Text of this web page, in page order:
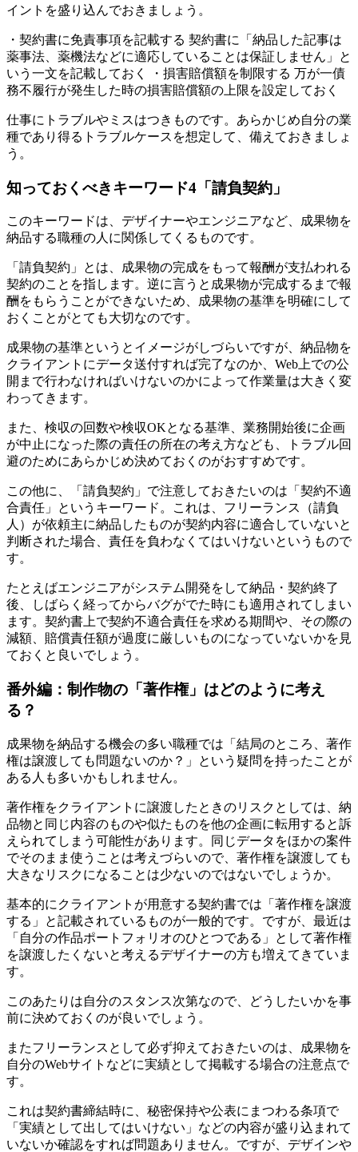
イントを盛り込んでおきましょう。
・契約書に免責事項を記載する 契約書に「納品した記事は
薬事法、薬機法などに適応していることは保証しません」と
いう一文を記載しておく
・損害賠償額を制限する 万が一債
務不履行が発生した時の損害賠償額の上限を設定しておく
仕事にトラブルやミスはつきものです。あらかじめ自分の業
種であり得るトラブルケースを想定して、備えておきましょ
う。
知っておくべきキーワード4「請負契約」
このキーワードは、デザイナーやエンジニアなど、成果物を
納品する職種の人に関係してくるものです。
「請負契約」とは、成果物の完成をもって報酬が支払われる
契約のことを指します。逆に言うと成果物が完成するまで報
酬をもらうことができないため、成果物の基準を明確にして
おくことがとても大切なのです。
成果物の基準というとイメージがしづらいですが、納品物を
クライアントにデータ送付すれば完了なのか、Web上での公
開まで行わなければいけないのかによって作業量は大きく変
わってきます。
また、検収の回数や検収OKとなる基準、業務開始後に企画
が中止になった際の責任の所在の考え方なども、トラブル回
避のためにあらかじめ決めておくのがおすすめです。
この他に、「請負契約」で注意しておきたいのは「契約不適
合責任」というキーワード。これは、フリーランス（請負
人）が依頼主に納品したものが契約内容に適合していないと
判断された場合、責任を負わなくてはいけないというもので
す。
たとえばエンジニアがシステム開発をして納品・契約終了
後、しばらく経ってからバグがでた時にも適用されてしまい
ます。契約書上で契約不適合責任を求める期間や、その際の
減額、賠償責任額が過度に厳しいものになっていないかを見
ておくと良いでしょう。
番外編：制作物の「著作権」はどのように考え
る？
成果物を納品する機会の多い職種では 「結局のところ、著作
権は譲渡しても問題ないのか？」という疑問 を持ったことが
ある人も多いかもしれません。
著作権をクライアントに譲渡したときのリスクとしては、納
品物と同じ内容のものや似たものを他の企画に転用すると訴
えられてしまう可能性があります。同じデータをほかの案件
でそのまま使うことは考えづらいので、 著作権を譲渡しても
大きなリスクになることは少ないのではないでしょうか。
基本的にクライアントが用意する契約書では「著作権を譲渡
する」と記載されているものが一般的です。ですが、最近は
「自分の作品ポートフォリオのひとつである」として著作権
を譲渡したくないと考えるデザイナーの方も増えてきていま
す。
このあたりは自分のスタンス次第なので、どうしたいかを事
前に決めておくのが良いでしょう。
またフリーランスとして必ず抑えておきたいのは、成果物を
自分のWebサイトなどに実績として掲載する場合の注意点で
す。
これは契約書締結時に、秘密保持や公表にまつわる条項で
「実績として出してはいけない」などの内容が盛り込まれて
いないか確認をすれば問題ありません。ですが、デザインや